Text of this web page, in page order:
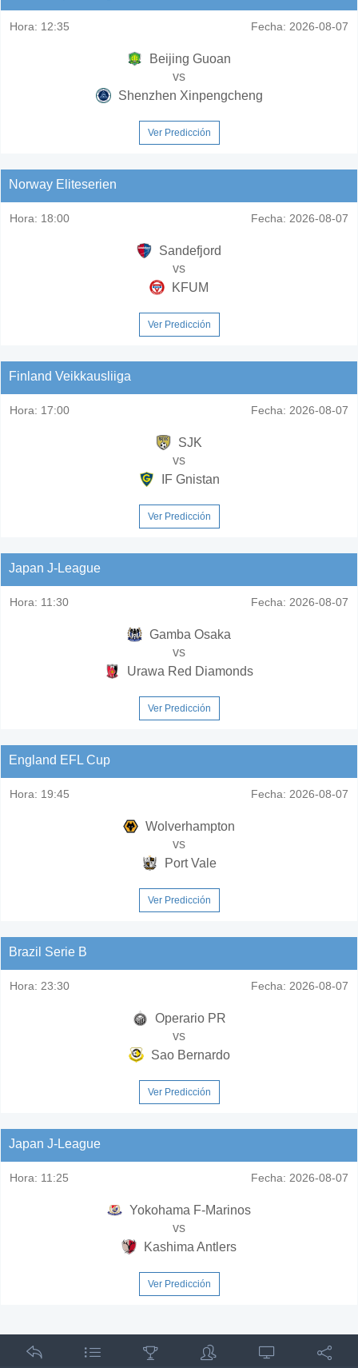
Hora: 12:35 Fecha: 2026-08-07
Beijing Guoan
vs
Shenzhen Xinpengcheng
Ver Predicción
Norway Eliteserien
Hora: 18:00 Fecha: 2026-08-07
Sandefjord
vs
KFUM
Ver Predicción
Finland Veikkausliiga
Hora: 17:00 Fecha: 2026-08-07
SJK
vs
IF Gnistan
Ver Predicción
Japan J-League
Hora: 11:30 Fecha: 2026-08-07
Gamba Osaka
vs
Urawa Red Diamonds
Ver Predicción
England EFL Cup
Hora: 19:45 Fecha: 2026-08-07
Wolverhampton
vs
Port Vale
Ver Predicción
Brazil Serie B
Hora: 23:30 Fecha: 2026-08-07
Operario PR
vs
Sao Bernardo
Ver Predicción
Japan J-League
Hora: 11:25 Fecha: 2026-08-07
Yokohama F-Marinos
vs
Kashima Antlers
Ver Predicción